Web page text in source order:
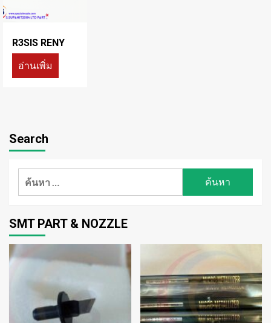
R3SIS RENY
อ่านเพิ่ม
Search
ค้นหา
SMT PART & NOZZLE